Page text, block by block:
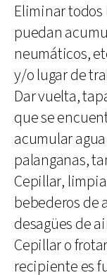
Eliminar
puedan
neumáticos,
y/o lugar de
Dar vuelta,
que se
acumular
palanganas,
Cepillar,
bebederos de
desagües de
Cepillar o
recipiente es